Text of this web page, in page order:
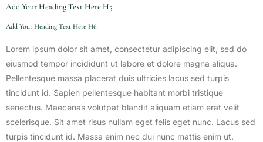
Add Your Heading Text Here H5
Add Your Heading Text Here H6
Lorem ipsum dolor sit amet, consectetur adipiscing elit, sed do
eiusmod tempor incididunt ut labore et dolore magna aliqua.
Pellentesque massa placerat duis ultricies lacus sed turpis
tincidunt id. Sapien pellentesque habitant morbi tristique
senectus. Maecenas volutpat blandit aliquam etiam erat velit
scelerisque. Sit amet risus nullam eget felis eget nunc. Lacus sed
turpis tincidunt id. Massa enim nec dui nunc mattis enim ut.